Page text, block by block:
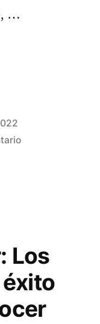
…
en
para
encantar
a
tus
Los